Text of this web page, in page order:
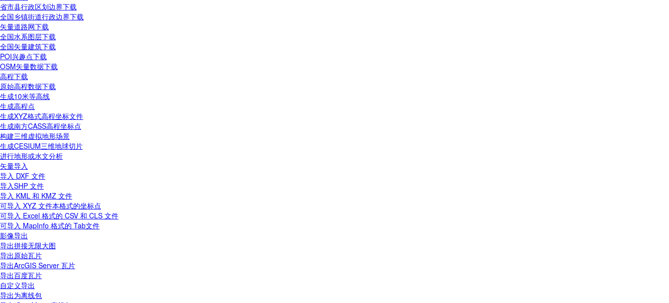
省市县行政区划边界下载
全国乡镇街道行政边界下载
矢量道路网下载
全国水系图层下载
全国矢量建筑下载
POI兴趣点下载
OSM矢量数据下载
高程下载
原始高程数据下载
生成10米等高线
生成高程点
生成XYZ格式高程坐标文件
生成南方CASS高程坐标点
构建三维虚拟地形场景
生成CESIUM三维地球切片
进行地形或水文分析
矢量导入
导入 DXF 文件
导入SHP 文件
导入 KML 和 KMZ 文件
可导入 XYZ 文件本格式的坐标点
可导入 Excel 格式的 CSV 和 CLS 文件
可导入 MapInfo 格式的 Tab文件
影像导出
导出拼接无限大图
导出原始瓦片
导出ArcGIS Server 瓦片
导出百度瓦片
自定义导出
导出为离线包